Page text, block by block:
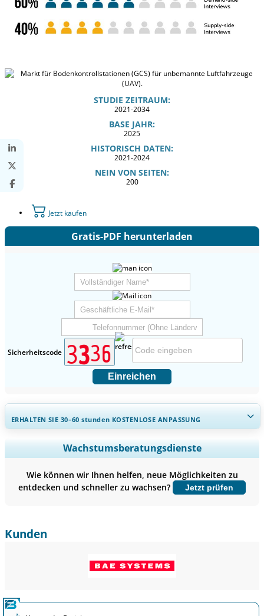
STUDIE ZEITRAUM:
2021-2034
BASE JAHR:
2025
HISTORISCH DATEN:
2021-2024
NEIN VON SEITEN:
200
Jetzt kaufen
Gratis-PDF herunterladen
Sicherheitscode
Einreichen
ERHALTEN SIE 30–60stunden KOSTENLOSE ANPASSUNG
Regionale und länderspezifische Abdeckung erweitern,
Segmentanalyse, Unternehmensprofile, Wettbewerbs-
Jetzt anpassen
Wachstumsberatungsdienste
Wie können wir Ihnen helfen, neue Möglichkeiten zu
entdecken und schneller zu wachsen?
Jetzt prüfen
Kunden